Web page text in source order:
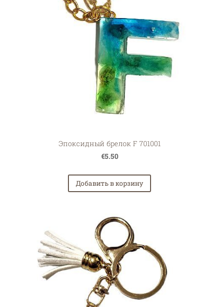
Эпоксидный брелок F 701001
€5.50
Добавить в корзину